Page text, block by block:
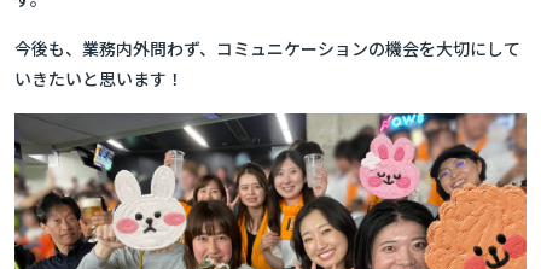
今後も、業務内外問わず、コミュニケーションの機会を大切にして
いきたいと思います！